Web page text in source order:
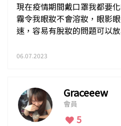
現在疫情期間戴口罩我都要
霧令我眼妝不會溶妝，眼影
速，容易有脫妝的問題可以放
06.07.2023
Graceeew
會員
5